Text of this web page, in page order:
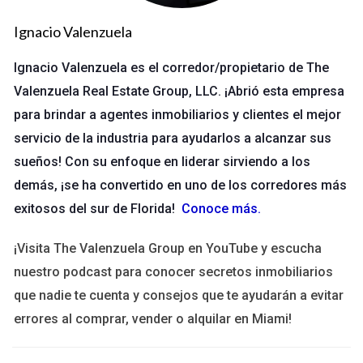
Condiciones del mercado inmobiliario local.
Cada uno de estos elementos puede jugar un papel crucial a la
hora de establecer una base sólida para tus negociaciones.
Por ejemplo, si has tenido un rendimiento excepcional en tus
ventas, tendrás más argumentos para solicitar una mejora en
tu split.
Casos Prácticos de Éxito
Imagina a Laura, una agente con más de diez años de
experiencia en el sector. A lo largo de su carrera, ha
demostrado ser una vendedora excepcional, logrando cerrar
tratos importantes y generando ingresos significativos para su
Ignacio Valenzuela
Ignacio Valenzuela es el corredor/propietario de The
Valenzuela Real Estate Group, LLC. ¡Abrió esta empresa
para brindar a agentes inmobiliarios y clientes el mejor
servicio de la industria para ayudarlos a alcanzar sus
sueños! Con su enfoque en liderar sirviendo a los
demás, ¡se ha convertido en uno de los corredores más
exitosos del sur de Florida! Conoce más.
¡Visita The Valenzuela Group en YouTube y escucha
nuestro podcast para conocer secretos inmobiliarios
que nadie te cuenta y consejos que te ayudarán a evitar
errores al comprar, vender o alquilar en Miami!